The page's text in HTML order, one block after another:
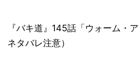
『バキ道』145話「ウォーム・
ネタバレ注意）